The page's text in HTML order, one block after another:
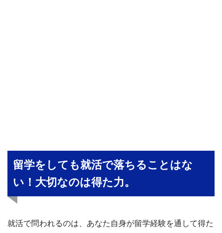
留学をしても就活で落ちることはな
い！大切なのは得た力。
就活で問われるのは、あなた自身が留学経験を通して得た